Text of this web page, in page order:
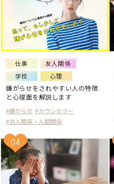
仕事
友人関係
学校
心理
嫌がらせをされやすい人の特徴
と心理面を解説します
#嫌がらせ #カウンセラー
#対人関係・人間関係
04